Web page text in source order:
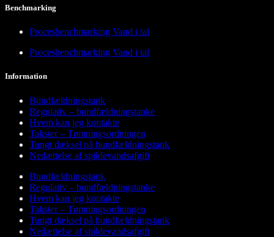
Benchmarking
Procesbenchmarking Vand i tal
Procesbenchmarking Vand i tal
Information
Bundfældningstank
Regulativ – bundfældningstanke
Hvem kan jeg kontakte
Takster – Tømningsordningen
Tungt dæksel på bundfældningstank
Nedættelse af spildevandsafgift
Bundfældningstank
Regulativ – bundfældningstanke
Hvem kan jeg kontakte
Takster – Tømningsordningen
Tungt dæksel på bundfældningstank
Nedættelse af spildevandsafgift